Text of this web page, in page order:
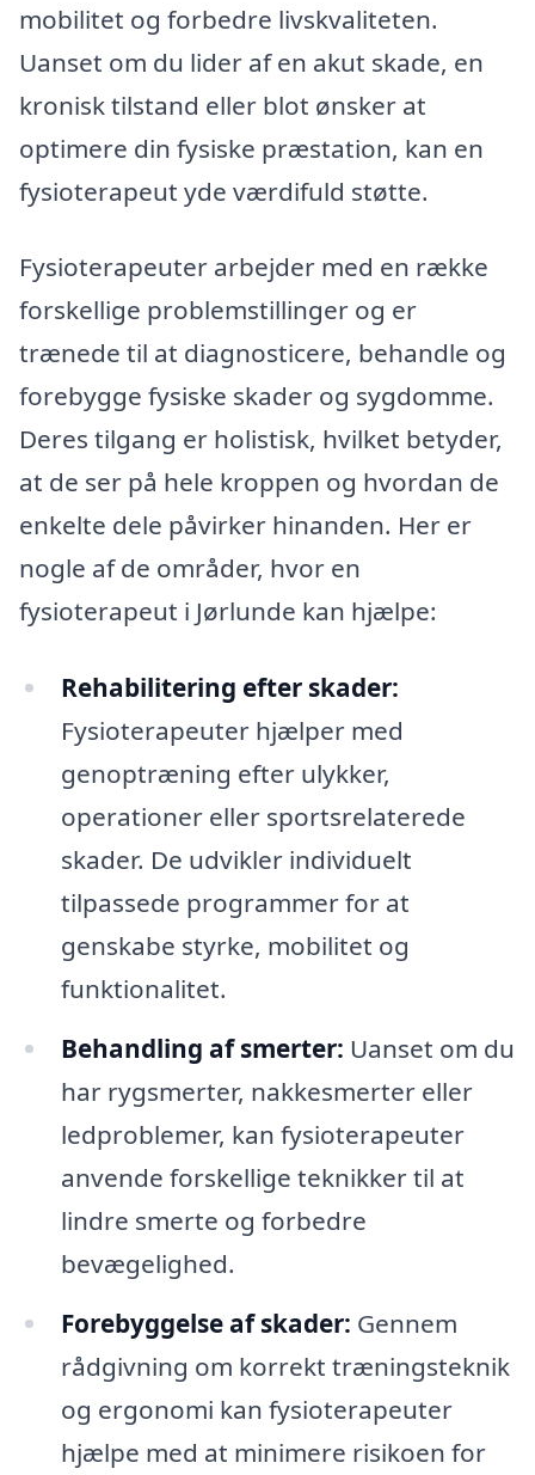
mobilitet og forbedre livskvaliteten.
Uanset om du lider af en akut skade, en
kronisk tilstand eller blot ønsker at
optimere din fysiske præstation, kan en
fysioterapeut yde værdifuld støtte.
Fysioterapeuter arbejder med en række
forskellige problemstillinger og er
trænede til at diagnosticere, behandle og
forebygge fysiske skader og sygdomme.
Deres tilgang er holistisk, hvilket betyder,
at de ser på hele kroppen og hvordan de
enkelte dele påvirker hinanden. Her er
nogle af de områder, hvor en
fysioterapeut i Jørlunde kan hjælpe:
Rehabilitering efter skader:
Fysioterapeuter hjælper med
genoptræning efter ulykker,
operationer eller sportsrelaterede
skader. De udvikler individuelt
tilpassede programmer for at
genskabe styrke, mobilitet og
funktionalitet.
Behandling af smerter: Uanset om du
har rygsmerter, nakkesmerter eller
ledproblemer, kan fysioterapeuter
anvende forskellige teknikker til at
lindre smerte og forbedre
bevægelighed.
Forebyggelse af skader: Gennem
rådgivning om korrekt træningsteknik
og ergonomi kan fysioterapeuter
hjælpe med at minimere risikoen for